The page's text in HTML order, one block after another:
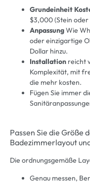
Grundeinheit
$3,000 (Stein oder
AnpassungWie
oder einzigartige
Dollar hinzu.
Installation reicht
Komplexität, mit
die mehr kosten.
Fügen Sie immer
Passen Sie die Größe
Badezimmerlayout
Die ordnungsgemäße
Genau messen,